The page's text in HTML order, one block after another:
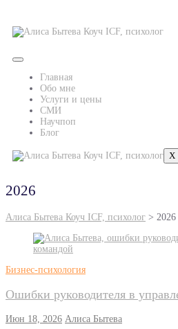
Главная
Обо мне
Услуги и цены
СМИ
Научпоп
Блог
X
2026
Алиса Бытева Коуч ICF, психолог > 2026
Бизнес-психология
Ошибки руководителя в
Июн 18, 2026 Алиса Бытева